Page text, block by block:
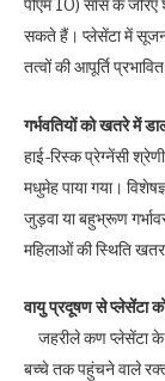
पीएम 10) सांस के
सकते हैं। प्लेसेंटा में
तत्वों की आपूर्ति
गर्भवतियों को खतरे में
हाई-रिस्क प्रेग्नेंसी
मधुमेह पाया गया।
जुड़वा या बहुभ्रूण
महिलाओं की स्थिति
वायु प्रदूषण से प्लेसेंटा
जहरीले कण प्लेसेंटा
बच्चे तक पहुंचने वाले